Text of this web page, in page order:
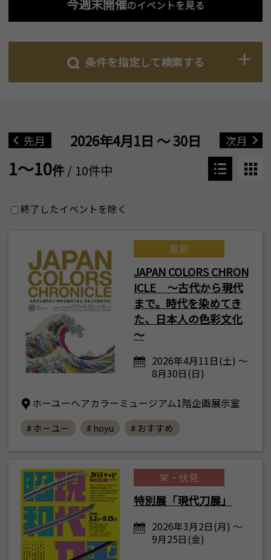
今週末開催のイベントを見る
条件を指定して検索する
先月 2026年4月1日 ～ 30日 次月
1～10件/ 10件中
終了したイベントを除く
東部
JAPAN COLORS CHRON
ICLE ～古代から現代
まで。時代を染めてき
た、日本人の色彩文化
～
2026年4月11日(土) ～
8月30日(日)
ホーユーヘアカラーミュージアム1階企画展示室
# ホーユー # hoyu # おすすめ
栄・伏見
特別展「現代刀展」
2026年3月2日(月) ～
9月25日(金)